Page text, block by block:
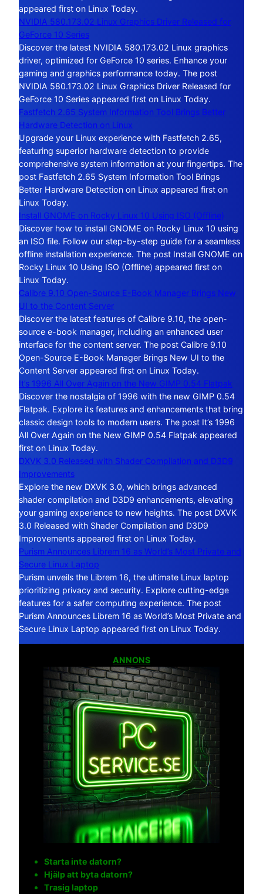
appeared first on Linux Today.
NVIDIA 580.173.02 Linux Graphics Driver Released for
GeForce 10 Series
Discover the latest NVIDIA 580.173.02 Linux graphics
driver, optimized for GeForce 10 series. Enhance your
gaming and graphics performance today. The post
NVIDIA 580.173.02 Linux Graphics Driver Released for
GeForce 10 Series appeared first on Linux Today.
Fastfetch 2.65 System Information Tool Brings Better
Hardware Detection on Linux
Upgrade your Linux experience with Fastfetch 2.65,
featuring superior hardware detection to provide
comprehensive system information at your fingertips. The
post Fastfetch 2.65 System Information Tool Brings
Better Hardware Detection on Linux appeared first on
Linux Today.
Install GNOME on Rocky Linux 10 Using ISO (Offline)
Discover how to install GNOME on Rocky Linux 10 using
an ISO file. Follow our step-by-step guide for a seamless
offline installation experience. The post Install GNOME on
Rocky Linux 10 Using ISO (Offline) appeared first on
Linux Today.
Calibre 9.10 Open-Source E-Book Manager Brings New
UI to the Content Server
Discover the latest features of Calibre 9.10, the open-
source e-book manager, including an enhanced user
interface for the content server. The post Calibre 9.10
Open-Source E-Book Manager Brings New UI to the
Content Server appeared first on Linux Today.
It’s 1996 All Over Again on the New GIMP 0.54 Flatpak
Discover the nostalgia of 1996 with the new GIMP 0.54
Flatpak. Explore its features and enhancements that bring
classic design tools to modern users. The post It’s 1996
All Over Again on the New GIMP 0.54 Flatpak appeared
first on Linux Today.
DXVK 3.0 Released with Shader Compilation and D3D9
Improvements
Explore the new DXVK 3.0, which brings advanced
shader compilation and D3D9 enhancements, elevating
your gaming experience to new heights. The post DXVK
3.0 Released with Shader Compilation and D3D9
Improvements appeared first on Linux Today.
Purism Announces Librem 16 as World’s Most Private and
Secure Linux Laptop
Purism unveils the Librem 16, the ultimate Linux laptop
prioritizing privacy and security. Explore cutting-edge
features for a safer computing experience. The post
Purism Announces Librem 16 as World’s Most Private and
Secure Linux Laptop appeared first on Linux Today.
ANNONS
Starta inte datorn?
Hjälp att byta datorn?
Trasig laptop